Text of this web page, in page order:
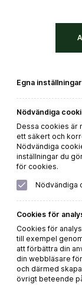
Egna inställningar
Nödvändiga
Dessa cookies är
ett säkert och
Nödvändiga
inställningar du
för cookies.
Nödvändiga
Cookies för
Cookies för
till exempel
att förbättra din
din webbläsare
och därmed
övrigt beteende